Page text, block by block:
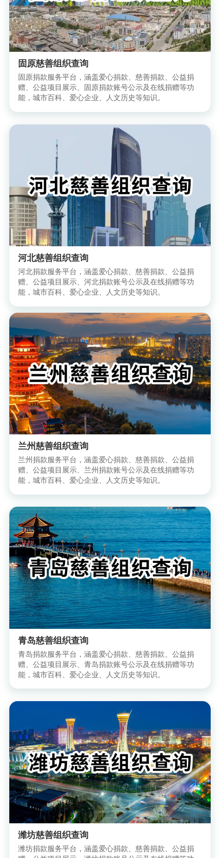
固原慈善组织查询
固原捐款服务平台，涵盖爱心捐款、慈善捐款、公益捐
赠、公益项目展示、固原捐款账号公示及在线捐赠等功
能，城市百科、爱心企业、人文历史等知识。
河北慈善组织查询
河北捐款服务平台，涵盖爱心捐款、慈善捐款、公益捐
赠、公益项目展示、河北捐款账号公示及在线捐赠等功
能，城市百科、爱心企业、人文历史等知识。
兰州慈善组织查询
兰州捐款服务平台，涵盖爱心捐款、慈善捐款、公益捐
赠、公益项目展示、兰州捐款账号公示及在线捐赠等功
能，城市百科、爱心企业、人文历史等知识。
青岛慈善组织查询
青岛捐款服务平台，涵盖爱心捐款、慈善捐款、公益捐
赠、公益项目展示、青岛捐款账号公示及在线捐赠等功
能，城市百科、爱心企业、人文历史等知识。
潍坊慈善组织查询
潍坊捐款服务平台，涵盖爱心捐款、慈善捐款、公益捐